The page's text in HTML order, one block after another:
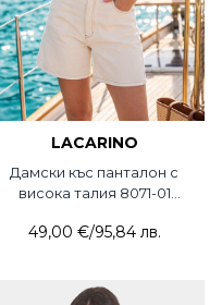
LACARINO
Дамски къс панталон с
висока талия 8071-01
49,00 €/95,84 лв.